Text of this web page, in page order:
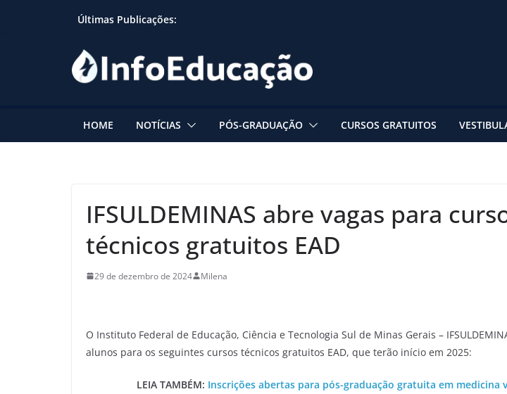
Últimas Publicações:
HOME NOTÍCIAS PÓS-GRADUAÇÃO CURSOS GRATUITOS
IFSULDEMINAS abre vagas para
técnicos gratuitos EAD
29 de dezembro de 2024 Milena
O Instituto Federal de Educação, Ciência e Tecnologia Sul de Minas Gerais –
alunos para os seguintes cursos técnicos gratuitos EAD, que terão início em 2025:
LEIA TAMBÉM: Inscrições abertas para pós-graduação gratuita em medicina